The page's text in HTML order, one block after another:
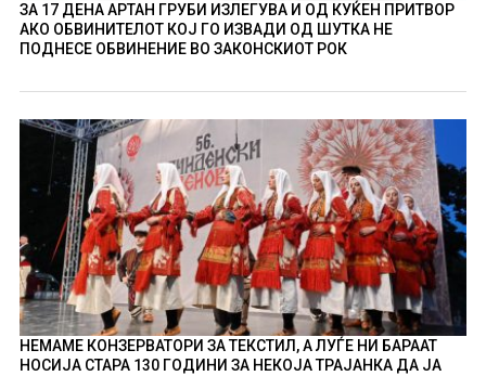
ЗА 17 ДЕНА АРТАН ГРУБИ ИЗЛЕГУВА И ОД КУЌЕН ПРИТВОР
АКО ОБВИНИТЕЛОТ КОЈ ГО ИЗВАДИ ОД ШУТКА НЕ
ПОДНЕСЕ ОБВИНЕНИЕ ВО ЗАКОНСКИОТ РОК
НЕМАМЕ КОНЗЕРВАТОРИ ЗА ТЕКСТИЛ, А ЛУЃЕ НИ БАРААТ
НОСИЈА СТАРА 130 ГОДИНИ ЗА НЕКОЈА ТРАЈАНКА ДА ЈА